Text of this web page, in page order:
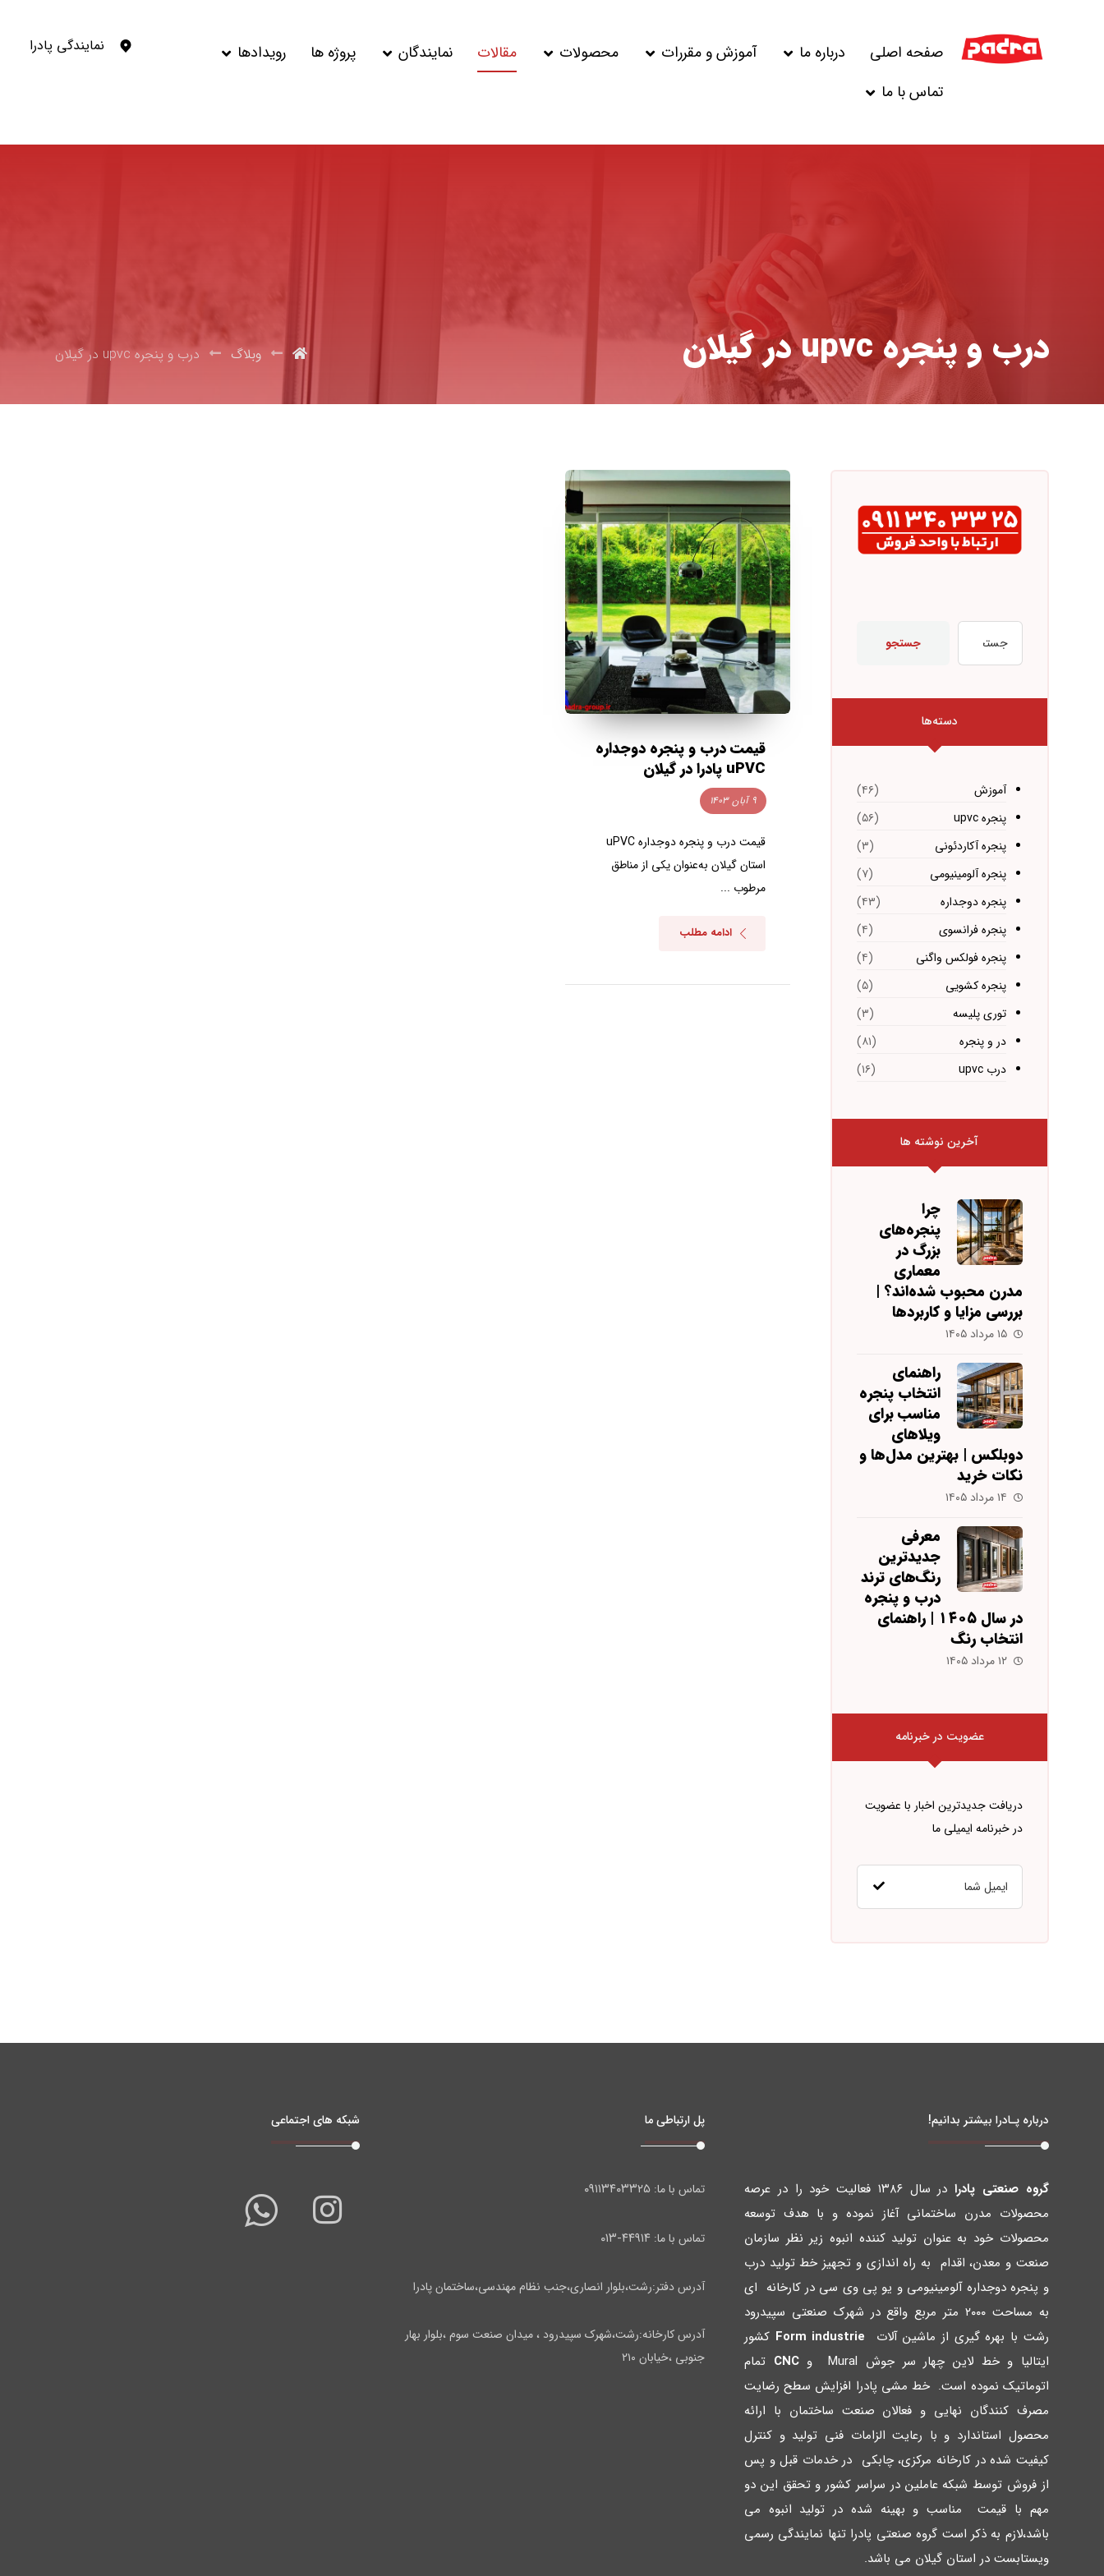
صفحه اصلی درباره ما آموزش و مقررات محصولات مقالات نمایندگان پروژه ها
رویدادها
تماس با ما
نمایندگی پادرا
درب و پنجره upvc در گیلان وبلاگ درب و پنجره upvc در گیلان
قیمت درب و پنجره دوجداره
uPVC پادرا در گیلان
۹ آبان ۱۴۰۳
قیمت درب و پنجره دوجداره uPVC
استان گیلان به‌عنوان یکی از مناطق
مرطوب ...
ادامه مطلب
جستجو
دسته‌ها
آموزش
(۴۶)
پنجره upvc
(۵۶)
پنجره آکاردئونی
(۳)
پنجره آلومینیومی
(۷)
پنجره دوجداره
(۴۳)
پنجره فرانسوی
(۴)
پنجره فولکس واگنی
(۴)
پنجره کشویی
(۵)
توری پلیسه
(۳)
در و پنجره
(۸۱)
درب upvc
(۱۶)
آخرین نوشته ها
چرا
پنجره‌های
بزرگ در
معماری
مدرن محبوب شده‌اند؟ |
بررسی مزایا و کاربردها
۱۵ مرداد ۱۴۰۵
راهنمای
انتخاب پنجره
مناسب برای
ویلاهای
دوبلکس | بهترین مدل‌ها و
نکات خرید
۱۴ مرداد ۱۴۰۵
معرفی
جدیدترین
رنگ‌های ترند
درب و پنجره
در سال ۱۴۰۵ | راهنمای
انتخاب رنگ
۱۲ مرداد ۱۴۰۵
عضویت در خبرنامه
دریافت جدیدترین اخبار با عضویت
در خبرنامه ایمیلی ما
درباره پـادرا بیشتر بدانیم!
گروه صنعتی پادرا
در سال ۱۳۸۶ فعالیت خود را در عرصه
محصولات مدرن ساختمانی آغاز نموده و با هدف توسعه
محصولات خود به عنوان تولید کننده انبوه زیر نظر سازمان
صنعت و معدن، اقدام به راه اندازي و تجهیز خط تولید درب
و پنجره دوجداره آلومینیومی و یو پی وي سی در کارخانه اي
به مساحت ۲۰۰۰ متر مربع واقع در شهرك صنعتی سپیدرود
رشت با بهره گیري از ماشین آلات Form industrie کشور
ایتالیا و خط لاین چهار سر جوش Mural و
CNC تمام
اتوماتیک نموده است. خط مشی پادرا افزایش سطح رضایت
مصرف کنندگان نهایی و فعالان صنعت ساختمان با ارائه
محصول استاندارد و با رعایت الزامات فنی تولید و کنترل
کیفیت شده در کارخانه مرکزي، چابکی در خدمات قبل و پس
از فروش توسط شبکه عاملین در سراسر کشور و تحقق این دو
مهم با قیمت مناسب و بهینه شده در تولید انبوه می
باشد،لازم به ذکر است گروه صنعتی پادرا تنها نمایندگی رسمی
ویستابست در استان گیلان می باشد.
پل ارتباطی ما
تماس با ما:۰۹۱۱۳۴۰۳۳۲۵
تماس با ما: ۴۴۹۱۴-۰۱۳
آدرس دفتر:رشت،بلوار انصاری،جنب نظام مهندسی،ساختمان پادرا
آدرس کارخانه:رشت،شهرک سپیدرود ، میدان صنعت سوم ،بلوار بهار
جنوبی ،خیابان ۲۱۰
شبکه های اجتماعی